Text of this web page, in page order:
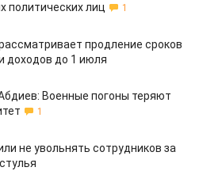
политических лиц
1
продление сроков
доходов до 1 июля
Военные погоны теряют
1
не увольнять сотрудников за